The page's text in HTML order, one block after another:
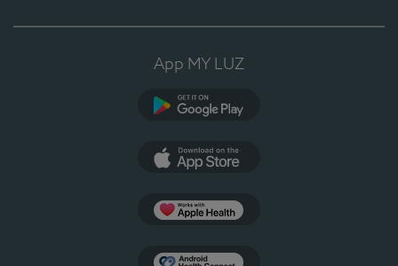
App MY LUZ